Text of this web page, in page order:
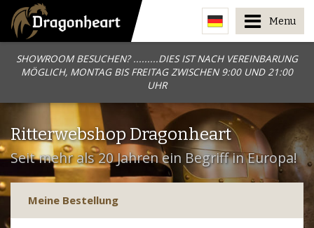
SHOWROOM BESUCHEN? .........DIES IST NACH VEREINBARUNG
MÖGLICH, MONTAG BIS FREITAG ZWISCHEN 9:00 UND 21:00
UHR
Menu
Ritterwebshop Dragonheart
Seit mehr als 20 Jahren ein Begriff in Europa!
Meine Bestellung